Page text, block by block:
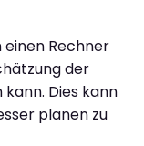
Rechner
der
Dies kann
planen zu